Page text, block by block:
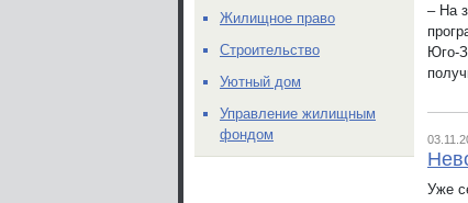
– На
Юго-
Уже
Жилищное право
Строительство
Уютный дом
Управление жилищным
фондом